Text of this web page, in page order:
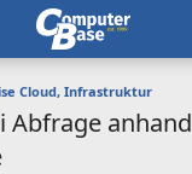
Cloud, Infrastruktur
Abfrage anhand